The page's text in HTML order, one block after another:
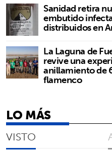
Sanidad retira
embutido
distribuidos en
La Laguna de
revive una
anillamiento de
flamenco
LO MÁS
VISTO